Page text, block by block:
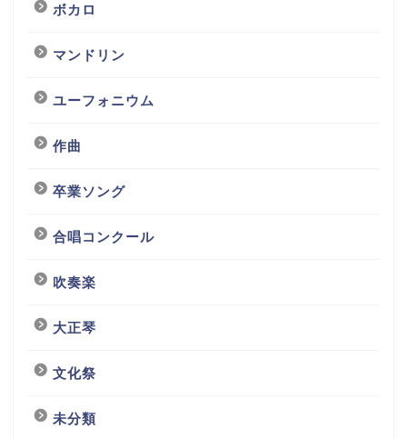
ボカロ
マンドリン
ユーフォニウム
作曲
卒業ソング
合唱コンクール
吹奏楽
大正琴
文化祭
未分類